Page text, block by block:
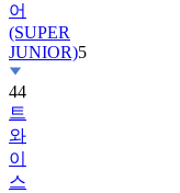
어
(SUPER
JUNIOR)5
44
트
와
이
스